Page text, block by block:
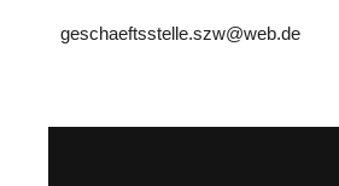
geschaeftsstelle.szw@web.de